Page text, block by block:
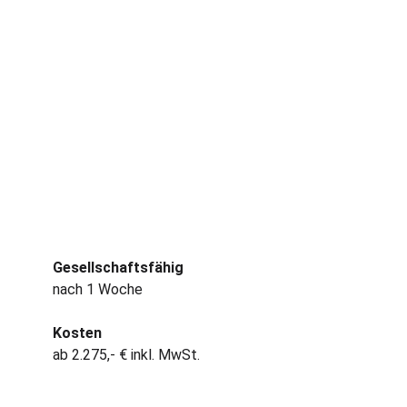
Gesellschaftsfähig
nach 1 Woche
Kosten
ab 2.275,- € inkl. MwSt.